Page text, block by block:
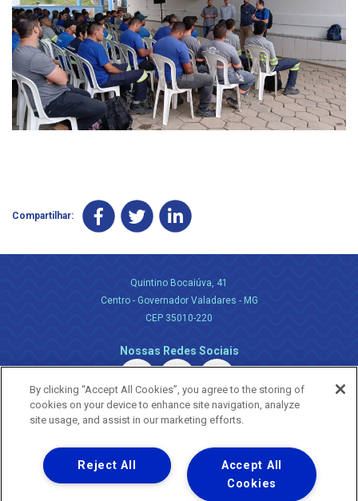
Compartilhar:
Quintino Bocaiúva, 41
Centro - Governador Valadares - MG
CEP 35010-220
Nossas Redes Sociais
Uma empresa
Copyright ® 2026 - Todos os Direitos Reservados.
By clicking “Accept All Cookies”, you agree to the storing of
cookies on your device to enhance site navigation, analyze
site usage, and assist in our marketing efforts.
Accept All
Cookies
Reject All